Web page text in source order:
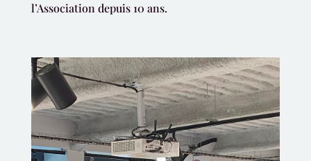
l’Association depuis 10 ans.